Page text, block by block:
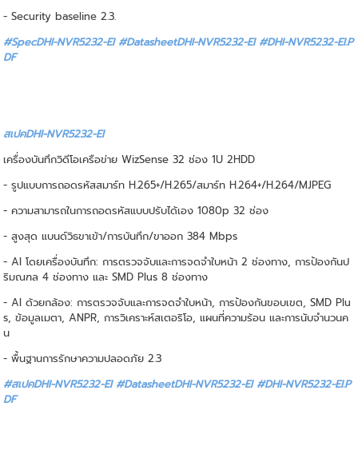
- Security baseline 2.3.
#SpecDHI-NVR5232-EI #DatasheetDHI-NVR5232-EI #DHI-NVR5232-EI.P
DF
สเปคDHI-NVR5232-EI
เครื่องบันทึกวิดีโอเครือข่าย WizSense 32 ช่อง 1U 2HDD
- รูปแบบการถอดรหัสสมาร์ท H.265+/H.265/สมาร์ท H.264+/H.264/MJPEG
- ความสามารถในการถอดรหัสแบบปรับได้เอง 1080p 32 ช่อง
- สูงสุด แบนด์วิธขาเข้า/การบันทึก/ขาออก 384 Mbps
- AI โดยเครื่องบันทึก: การตรวจจับและการจดจำใบหน้า 2 ช่องทาง, การป้องกันป
ริมณฑล 4 ช่องทาง และ SMD Plus 8 ช่องทาง
- AI ด้วยกล้อง: การตรวจจับและการจดจำใบหน้า, การป้องกันขอบเขต, SMD Plu
s, ข้อมูลเมตา, ANPR, การวิเคราะห์สเตอริโอ, แผนที่ความร้อน และการนับจำนวนค
น
- พื้นฐานการรักษาความปลอดภัย 2.3
#สเปคDHI-NVR5232-EI #DatasheetDHI-NVR5232-EI #DHI-NVR5232-EI.P
DF